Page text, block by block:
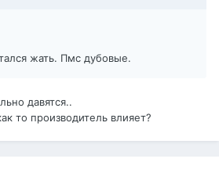
жать. Пмс дубовые.
давятся..
то производитель влияет?